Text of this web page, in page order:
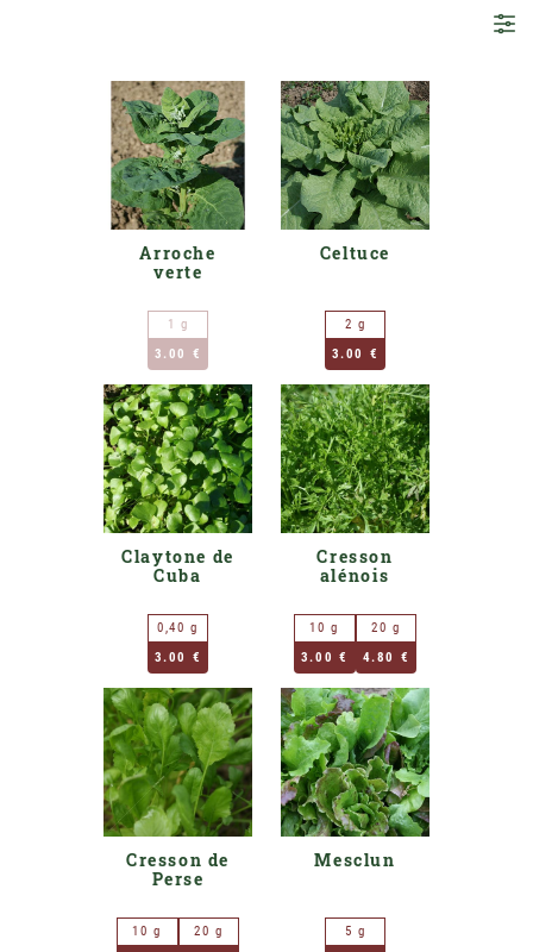
Arroche
verte
1 g
3.00 €
Celtuce
2 g
3.00 €
Claytone de
Cuba
0,40 g
3.00 €
Cresson
alénois
10 g
3.00 €
20 g
4.80 €
Cresson de
Perse
10 g
20 g
Mesclun
5 g